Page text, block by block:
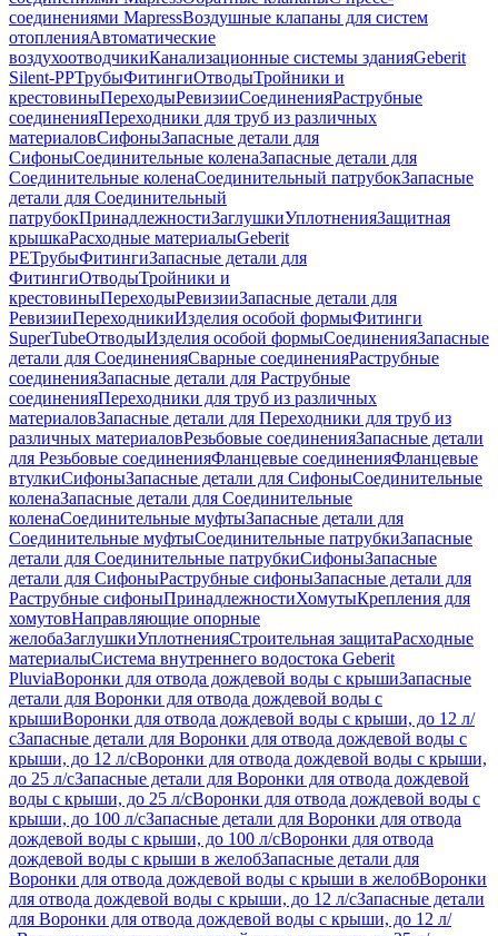
соединениями MapressВоздушные клапаны для систем
отопленияАвтоматические
воздухоотводчикиКанализационные системы зданияGeberit
Silent-PPТрубыФитингиОтводыТройники и
крестовиныПереходыРевизииСоединенияРаструбные
соединенияПереходники для труб из различных
материаловСифоныЗапасные детали для
СифоныСоединительные коленаЗапасные детали для
Соединительные коленаСоединительный патрубокЗапасные
детали для Соединительный
патрубокПринадлежностиЗаглушкиУплотненияЗащитная
крышкаРасходные материалыGeberit
PEТрубыФитингиЗапасные детали для
ФитингиОтводыТройники и
крестовиныПереходыРевизииЗапасные детали для
РевизииПереходникиИзделия особой формыФитинги
SuperTubeОтводыИзделия особой формыСоединенияЗапасные
детали для СоединенияСварные соединенияРаструбные
соединенияЗапасные детали для Раструбные
соединенияПереходники для труб из различных
материаловЗапасные детали для Переходники для труб из
различных материаловРезьбовые соединенияЗапасные детали
для Резьбовые соединенияФланцевые соединенияФланцевые
втулкиСифоныЗапасные детали для СифоныСоединительные
коленаЗапасные детали для Соединительные
коленаСоединительные муфтыЗапасные детали для
Соединительные муфтыСоединительные патрубкиЗапасные
детали для Соединительные патрубкиСифоныЗапасные
детали для СифоныРаструбные сифоныЗапасные детали для
Раструбные сифоныПринадлежностиХомутыКрепления для
хомутовНаправляющие опорные
желобаЗаглушкиУплотненияСтроительная защитаРасходные
материалыСистема внутреннего водостока Geberit
PluviaВоронки для отвода дождевой воды с крышиЗапасные
детали для Воронки для отвода дождевой воды с
крышиВоронки для отвода дождевой воды с крыши, до 12 л/
сЗапасные детали для Воронки для отвода дождевой воды с
крыши, до 12 л/сВоронки для отвода дождевой воды с крыши,
до 25 л/сЗапасные детали для Воронки для отвода дождевой
воды с крыши, до 25 л/сВоронки для отвода дождевой воды с
крыши, до 100 л/сЗапасные детали для Воронки для отвода
дождевой воды с крыши, до 100 л/сВоронки для отвода
дождевой воды с крыши в желобЗапасные детали для
Воронки для отвода дождевой воды с крыши в желобВоронки
для отвода дождевой воды с крыши, до 12 л/сЗапасные детали
для Воронки для отвода дождевой воды с крыши, до 12 л/